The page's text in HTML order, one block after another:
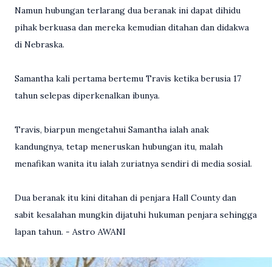
Namun hubungan terlarang dua beranak ini dapat dihidu
pihak berkuasa dan mereka kemudian ditahan dan didakwa
di Nebraska.
Samantha kali pertama bertemu Travis ketika berusia 17
tahun selepas diperkenalkan ibunya.
Travis, biarpun mengetahui Samantha ialah anak
kandungnya, tetap meneruskan hubungan itu, malah
menafikan wanita itu ialah zuriatnya sendiri di media sosial.
Dua beranak itu kini ditahan di penjara Hall County dan
sabit kesalahan mungkin dijatuhi hukuman penjara sehingga
lapan tahun. - Astro AWANI